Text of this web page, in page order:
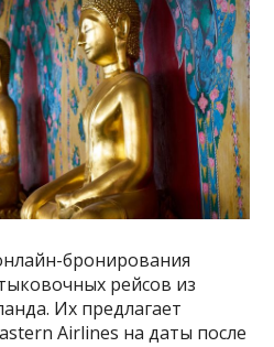
бронирования
рейсов из
Их предлагает
Airlines на даты после